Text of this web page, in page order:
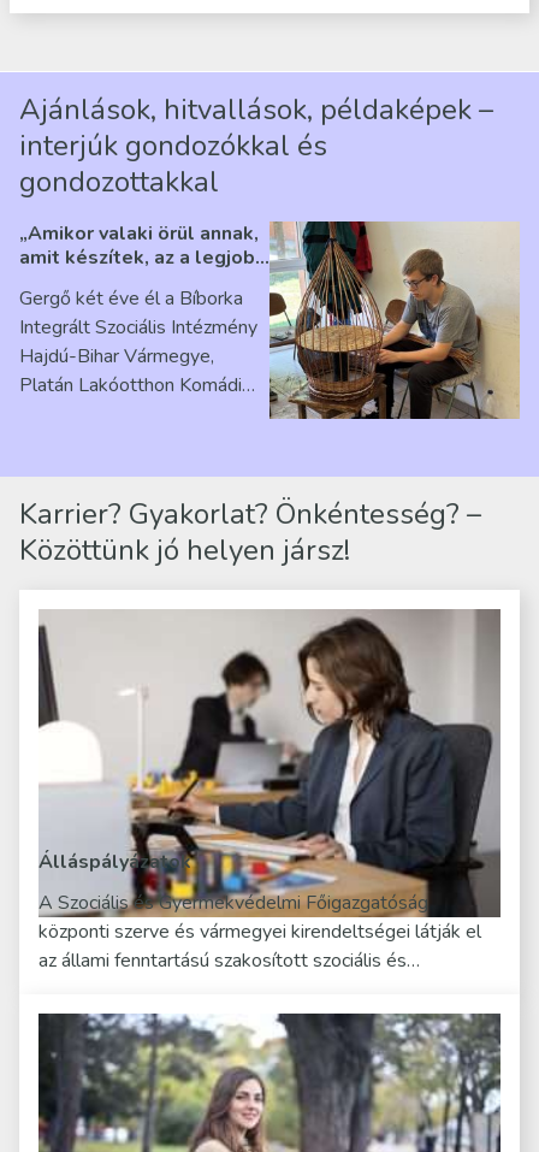
Ajánlások, hitvallások, példaképek –
interjúk gondozókkal és
gondozottakkal
„Amikor valaki örül annak,
amit készítek, az a legjobb
Ribárszky Gergő ellátottal
Gergő két éve él a Bíborka
Integrált Szociális Intézmény
Hajdú-Bihar Vármegye,
Platán Lakóotthon Komádi
Karrier? Gyakorlat? Önkéntesség? –
Közöttünk jó helyen jársz!
Álláspályázatok
A Szociális és Gyermekvédelmi Főigazgatóság
központi szerve és vármegyei kirendeltségei látják el
az állami fenntartású szakosított szociális és…